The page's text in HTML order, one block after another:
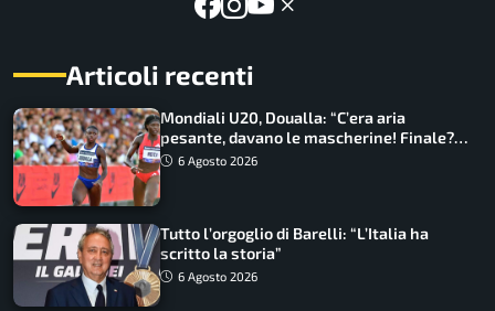
Articoli recenti
Mondiali U20, Doualla: “C’era aria
pesante, davano le mascherine! Finale?
Non ho nulla da perdere”
6 Agosto 2026
Tutto l’orgoglio di Barelli: “L’Italia ha
scritto la storia”
6 Agosto 2026